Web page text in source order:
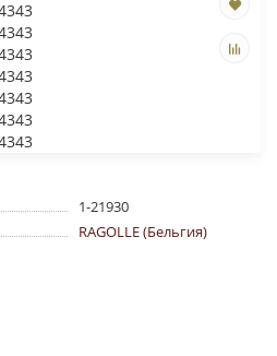
1-21930
RAGOLLE (Бельгия)